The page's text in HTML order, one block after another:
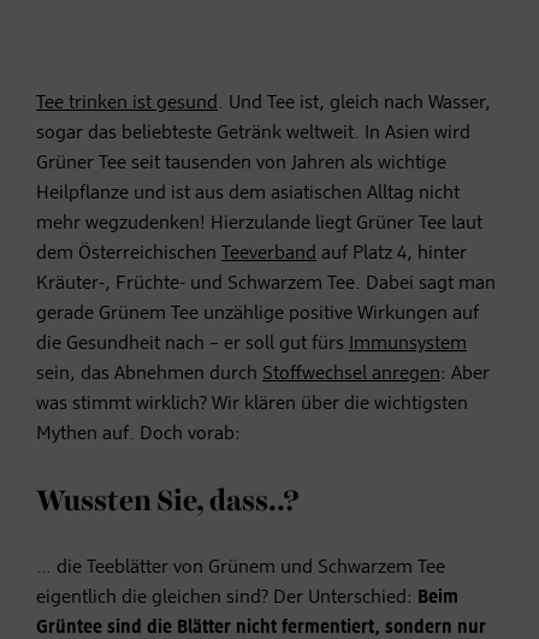
Tee trinken ist gesund . Und Tee ist, gleich nach Wasser,
sogar das beliebteste Getränk weltweit. In Asien wird
Grüner Tee seit tausenden von Jahren als wichtige
Heilpflanze und ist aus dem asiatischen Alltag nicht
mehr wegzudenken! Hierzulande liegt Grüner Tee laut
dem Österreichischen
Teeverband auf Platz 4, hinter
Kräuter-, Früchte- und Schwarzem Tee. Dabei sagt man
gerade Grünem Tee unzählige positive Wirkungen auf
die Gesundheit nach – er soll gut fürs
Immunsystem
sein, das Abnehmen durch Stoffwechsel anregen: Aber
was stimmt wirklich? Wir klären über die wichtigsten
Mythen auf. Doch vorab:
Wussten Sie, dass..?
… die Teeblätter von Grünem und Schwarzem Tee
eigentlich die gleichen sind? Der Unterschied: Beim
Grüntee sind die Blätter nicht fermentiert, sondern nur